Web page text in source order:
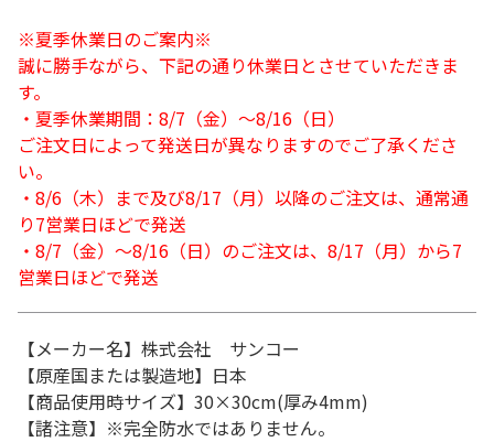
※夏季休業日のご案内※
誠に勝手ながら、下記の通り休業日とさせていただきま
す。
・夏季休業期間：8/7（金）～8/16（日）
ご注文日によって発送日が異なりますのでご了承くださ
い。
・8/6（木）まで及び8/17（月）以降のご注文は、通常通
り7営業日ほどで発送
・8/7（金）～8/16（日）のご注文は、8/17（月）から7
営業日ほどで発送
【メーカー名】株式会社 サンコー
【原産国または製造地】日本
【商品使用時サイズ】30×30cm(厚み4mm)
【諸注意】※完全防水ではありません。